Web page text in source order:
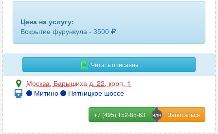
Цена на услугу:
Вскрытие фурункула - 3500
Читать описание
Москва, Барышиха д. 22, корп. 1
Митино
Пятницкое шоссе
+7 (495) 152-85-63